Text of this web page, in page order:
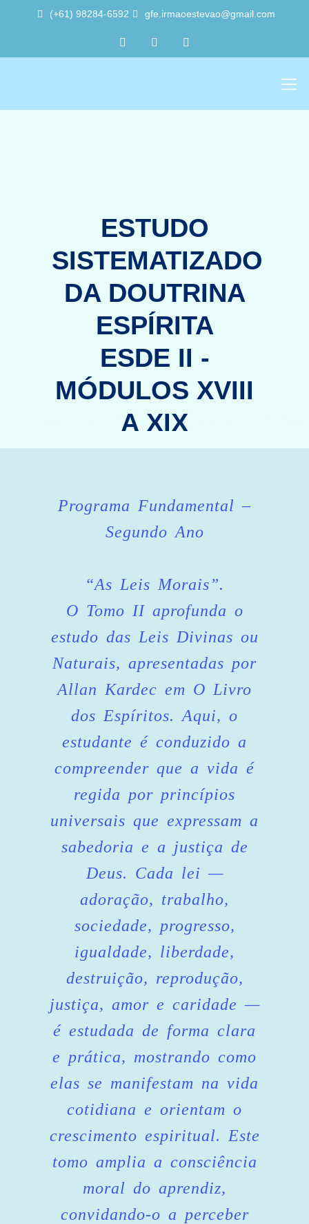
(+61) 98284-6592 gfe.irmaoestevao@gmail.com
ESTUDO
SISTEMATIZADO
DA DOUTRINA
ESPÍRITA
ESDE II -
MÓDULOS XVIII
A XIX
Programa Fundamental –
Segundo Ano
“As Leis Morais”.
O Tomo II aprofunda o
estudo das Leis Divinas ou
Naturais, apresentadas por
Allan Kardec em O Livro
dos Espíritos. Aqui, o
estudante é conduzido a
compreender que a vida é
regida por princípios
universais que expressam a
sabedoria e a justiça de
Deus. Cada lei —
adoração, trabalho,
sociedade, progresso,
igualdade, liberdade,
destruição, reprodução,
justiça, amor e caridade —
é estudada de forma clara
e prática, mostrando como
elas se manifestam na vida
cotidiana e orientam o
crescimento espiritual. Este
tomo amplia a consciência
moral do aprendiz,
convidando-o a perceber